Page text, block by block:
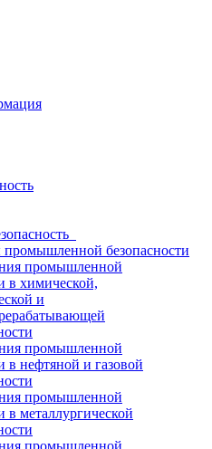
безопасности
промышленной
в химической,
и
промышленной
в нефтяной и газовой
промышленной
в металлургической
промышленной